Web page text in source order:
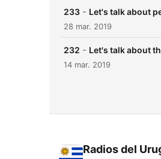
233 - Let's talk about
28 mar. 2019
232 - Let's talk about
14 mar. 2019
Radios del